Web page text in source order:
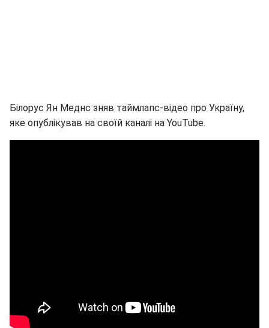
Білорус Ян Меднс зняв таймлапс-відео про Україну,
яке опублікував на своїй каналі на YouTube.